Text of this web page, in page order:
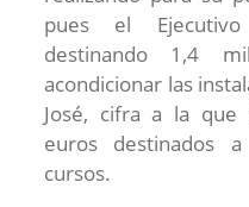
pues el
destinando 1,4
acondicionar las
José, cifra a la que
euros destinados
cursos.